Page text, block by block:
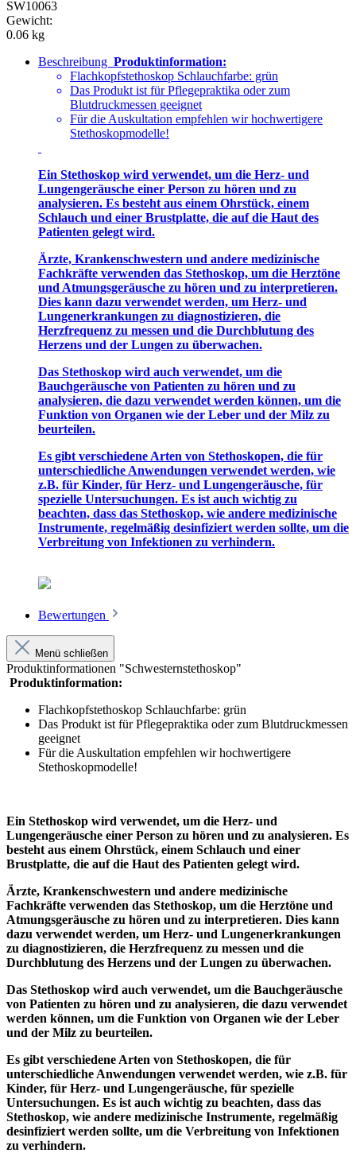
SW10063
Gewicht:
0.06 kg
Beschreibung Produktinformation:
Flachkopfstethoskop Schlauchfarbe: grün
Das Produkt ist für Pflegepraktika oder zum
Blutdruckmessen geeignet
Für die Auskultation empfehlen wir hochwertigere
Stethoskopmodelle!
Ein Stethoskop wird verwendet, um die Herz- und
Lungengeräusche einer Person zu hören und zu
analysieren. Es besteht aus einem Ohrstück, einem
Schlauch und einer Brustplatte, die auf die Haut des
Patienten gelegt wird.
Ärzte, Krankenschwestern und andere medizinische
Fachkräfte verwenden das Stethoskop, um die Herztöne
und Atmungsgeräusche zu hören und zu interpretieren.
Dies kann dazu verwendet werden, um Herz- und
Lungenerkrankungen zu diagnostizieren, die
Herzfrequenz zu messen und die Durchblutung des
Herzens und der Lungen zu überwachen.
Das Stethoskop wird auch verwendet, um die
Bauchgeräusche von Patienten zu hören und zu
analysieren, die dazu verwendet werden können, um die
Funktion von Organen wie der Leber und der Milz zu
beurteilen.
Es gibt verschiedene Arten von Stethoskopen, die für
unterschiedliche Anwendungen verwendet werden, wie
z.B. für Kinder, für Herz- und Lungengeräusche, für
spezielle Untersuchungen. Es ist auch wichtig zu
beachten, dass das Stethoskop, wie andere medizinische
Instrumente, regelmäßig desinfiziert werden sollte, um die
Verbreitung von Infektionen zu verhindern.
Bewertungen
Menü schließen
Produktinformationen "Schwesternstethoskop"
Produktinformation:
Flachkopfstethoskop Schlauchfarbe: grün
Das Produkt ist für Pflegepraktika oder zum Blutdruckmessen
geeignet
Für die Auskultation empfehlen wir hochwertigere
Stethoskopmodelle!
Ein Stethoskop wird verwendet, um die Herz- und
Lungengeräusche einer Person zu hören und zu analysieren. Es
besteht aus einem Ohrstück, einem Schlauch und einer
Brustplatte, die auf die Haut des Patienten gelegt wird.
Ärzte, Krankenschwestern und andere medizinische
Fachkräfte verwenden das Stethoskop, um die Herztöne und
Atmungsgeräusche zu hören und zu interpretieren. Dies kann
dazu verwendet werden, um Herz- und Lungenerkrankungen
zu diagnostizieren, die Herzfrequenz zu messen und die
Durchblutung des Herzens und der Lungen zu überwachen.
Das Stethoskop wird auch verwendet, um die Bauchgeräusche
von Patienten zu hören und zu analysieren, die dazu verwendet
werden können, um die Funktion von Organen wie der Leber
und der Milz zu beurteilen.
Es gibt verschiedene Arten von Stethoskopen, die für
unterschiedliche Anwendungen verwendet werden, wie z.B. für
Kinder, für Herz- und Lungengeräusche, für spezielle
Untersuchungen. Es ist auch wichtig zu beachten, dass das
Stethoskop, wie andere medizinische Instrumente, regelmäßig
desinfiziert werden sollte, um die Verbreitung von Infektionen
zu verhindern.